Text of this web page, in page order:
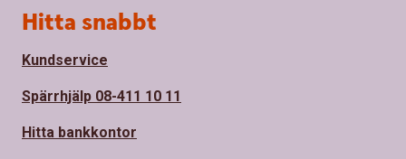
Sidfot
Hitta snabbt
Kundservice
Spärrhjälp 08-411 10 11
Hitta bankkontor